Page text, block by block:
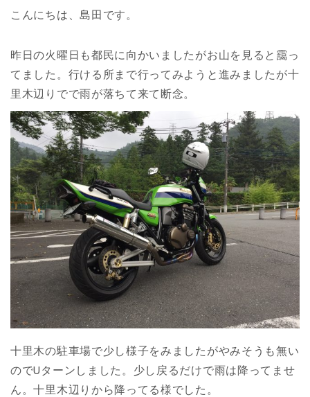
こんにちは、島田です。
昨日の火曜日も都民に向かいましたがお山を見ると靄っ
てました。行ける所まで行ってみようと進みましたが十
里木辺りでで雨が落ちて来て断念。
十里木の駐車場で少し様子をみましたがやみそうも無い
のでUターンしました。少し戻るだけで雨は降ってませ
ん。十里木辺りから降ってる様でした。